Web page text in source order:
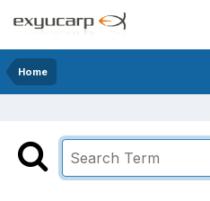
Home